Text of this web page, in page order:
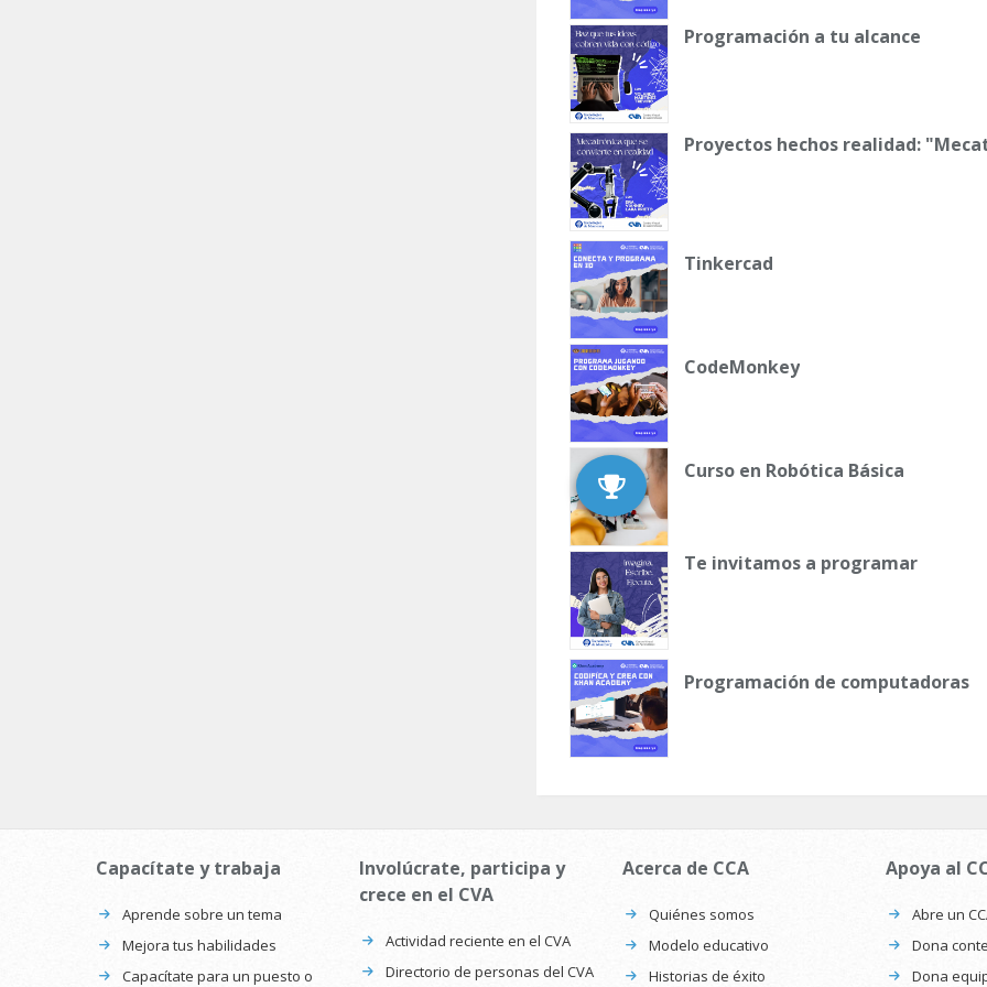
Programación a tu alcance
Proyectos hechos realidad:
Tinkercad
CodeMonkey
Curso en Robótica Básica
Te invitamos a programar
Programación de computadoras
Capacítate y trabaja
Aprende sobre un tema
Mejora tus habilidades
Capacítate para un puesto o
Involúcrate, participa y
crece en el CVA
Actividad reciente en el CVA
Directorio de personas del CVA
Acerca de CCA
Quiénes somos
Modelo educativo
Historias de éxito
Apoya al
Abre un
Dona
Dona